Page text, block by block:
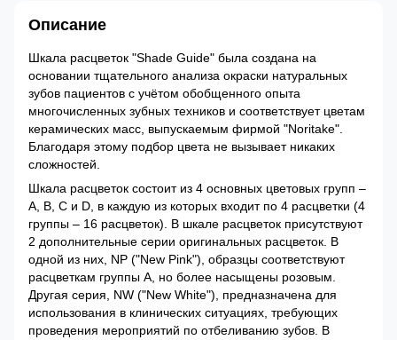
Описание
Шкала расцветок "Shade Guide" была создана на
основании тщательного анализа окраски натуральных
зубов пациентов с учётом обобщенного опыта
многочисленных зубных техников и соответствует цветам
керамических масс, выпускаемым фирмой "Noritake".
Благодаря этому подбор цвета не вызывает никаких
сложностей.
Шкала расцветок состоит из 4 основных цветовых групп –
А, В, С и D, в каждую из которых входит по 4 расцветки (4
группы – 16 расцветок). В шкале расцветок присутствуют
2 дополнительные серии оригинальных расцветок. В
одной из них, NP ("New Pink"), образцы соответствуют
расцветкам группы А, но более насыщены розовым.
Другая серия, NW ("New White"), предназначена для
использования в клинических ситуациях, требующих
проведения мероприятий по отбеливанию зубов. В